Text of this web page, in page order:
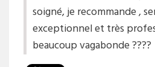
soigné, je recommande ,
exceptionnel et très
beaucoup vagabonde ????